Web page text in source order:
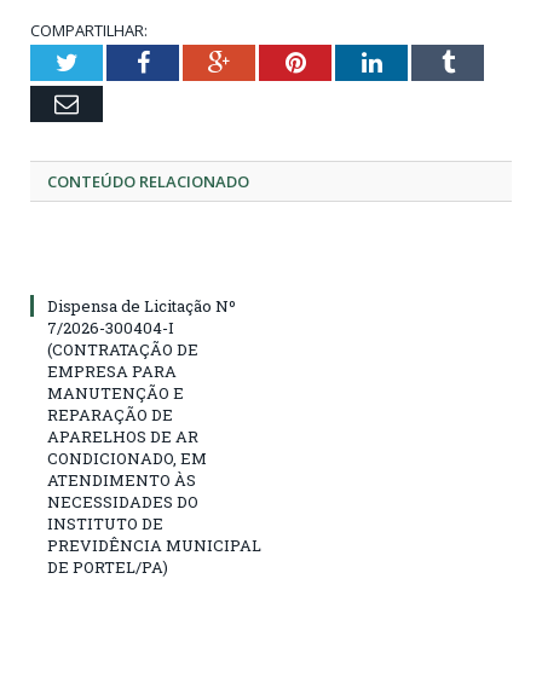
COMPARTILHAR:
TwitterFacebookGoogle+PinterestLinkedInTumblr
Email
CONTEÚDO RELACIONADO
Dispensa de Licitação Nº
7/2026-300404-I
(CONTRATAÇÃO DE
EMPRESA PARA
MANUTENÇÃO E
REPARAÇÃO DE
APARELHOS DE AR
CONDICIONADO, EM
ATENDIMENTO ÀS
NECESSIDADES DO
INSTITUTO DE
PREVIDÊNCIA MUNICIPAL
DE PORTEL/PA)